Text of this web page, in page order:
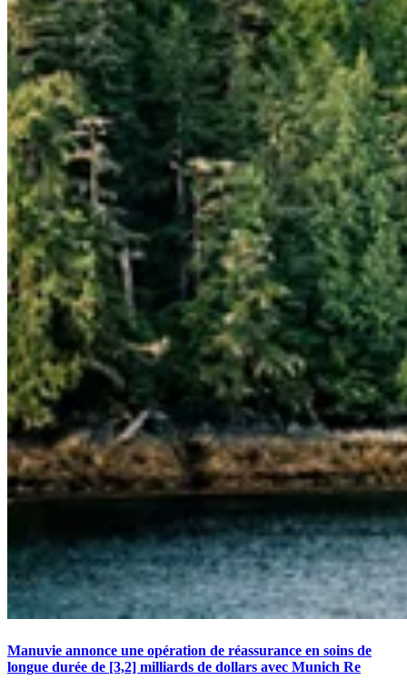
Manuvie annonce une opération de réassurance en soins de
longue durée de [3,2] milliards de dollars avec Munich Re